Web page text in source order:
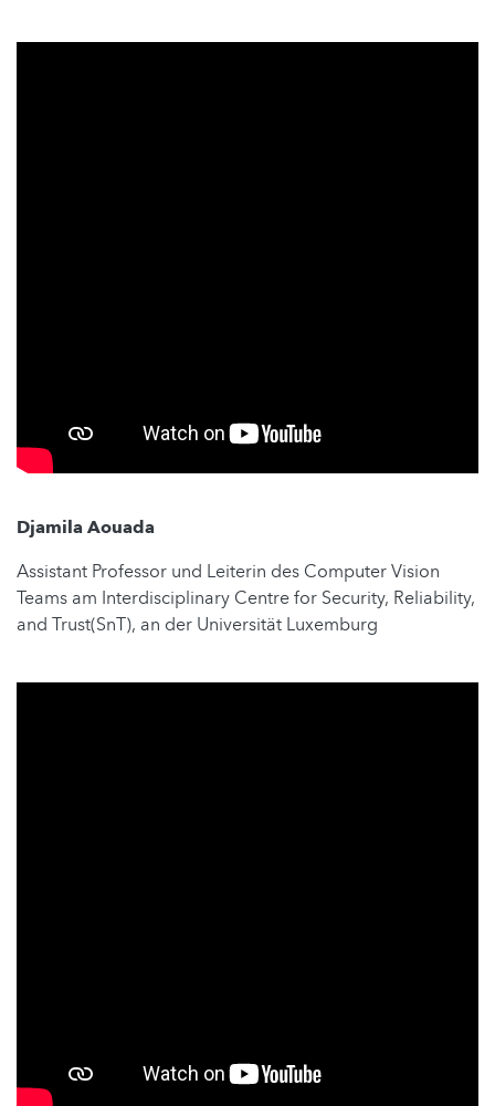
Djamila Aouada
Assistant Professor und Leiterin des Computer Vision
Teams am Interdisciplinary Centre for Security, Reliability,
and Trust(SnT), an der Universität Luxemburg